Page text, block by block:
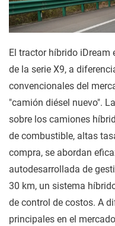
El tractor híbrido iDream
de la serie X9, a
convencionales del
"camión diésel nuevo".
sobre los camiones
de combustible, altas
compra, se abordan
autodesarrollada de
30 km, un sistema
de control de costos. A
principales en el